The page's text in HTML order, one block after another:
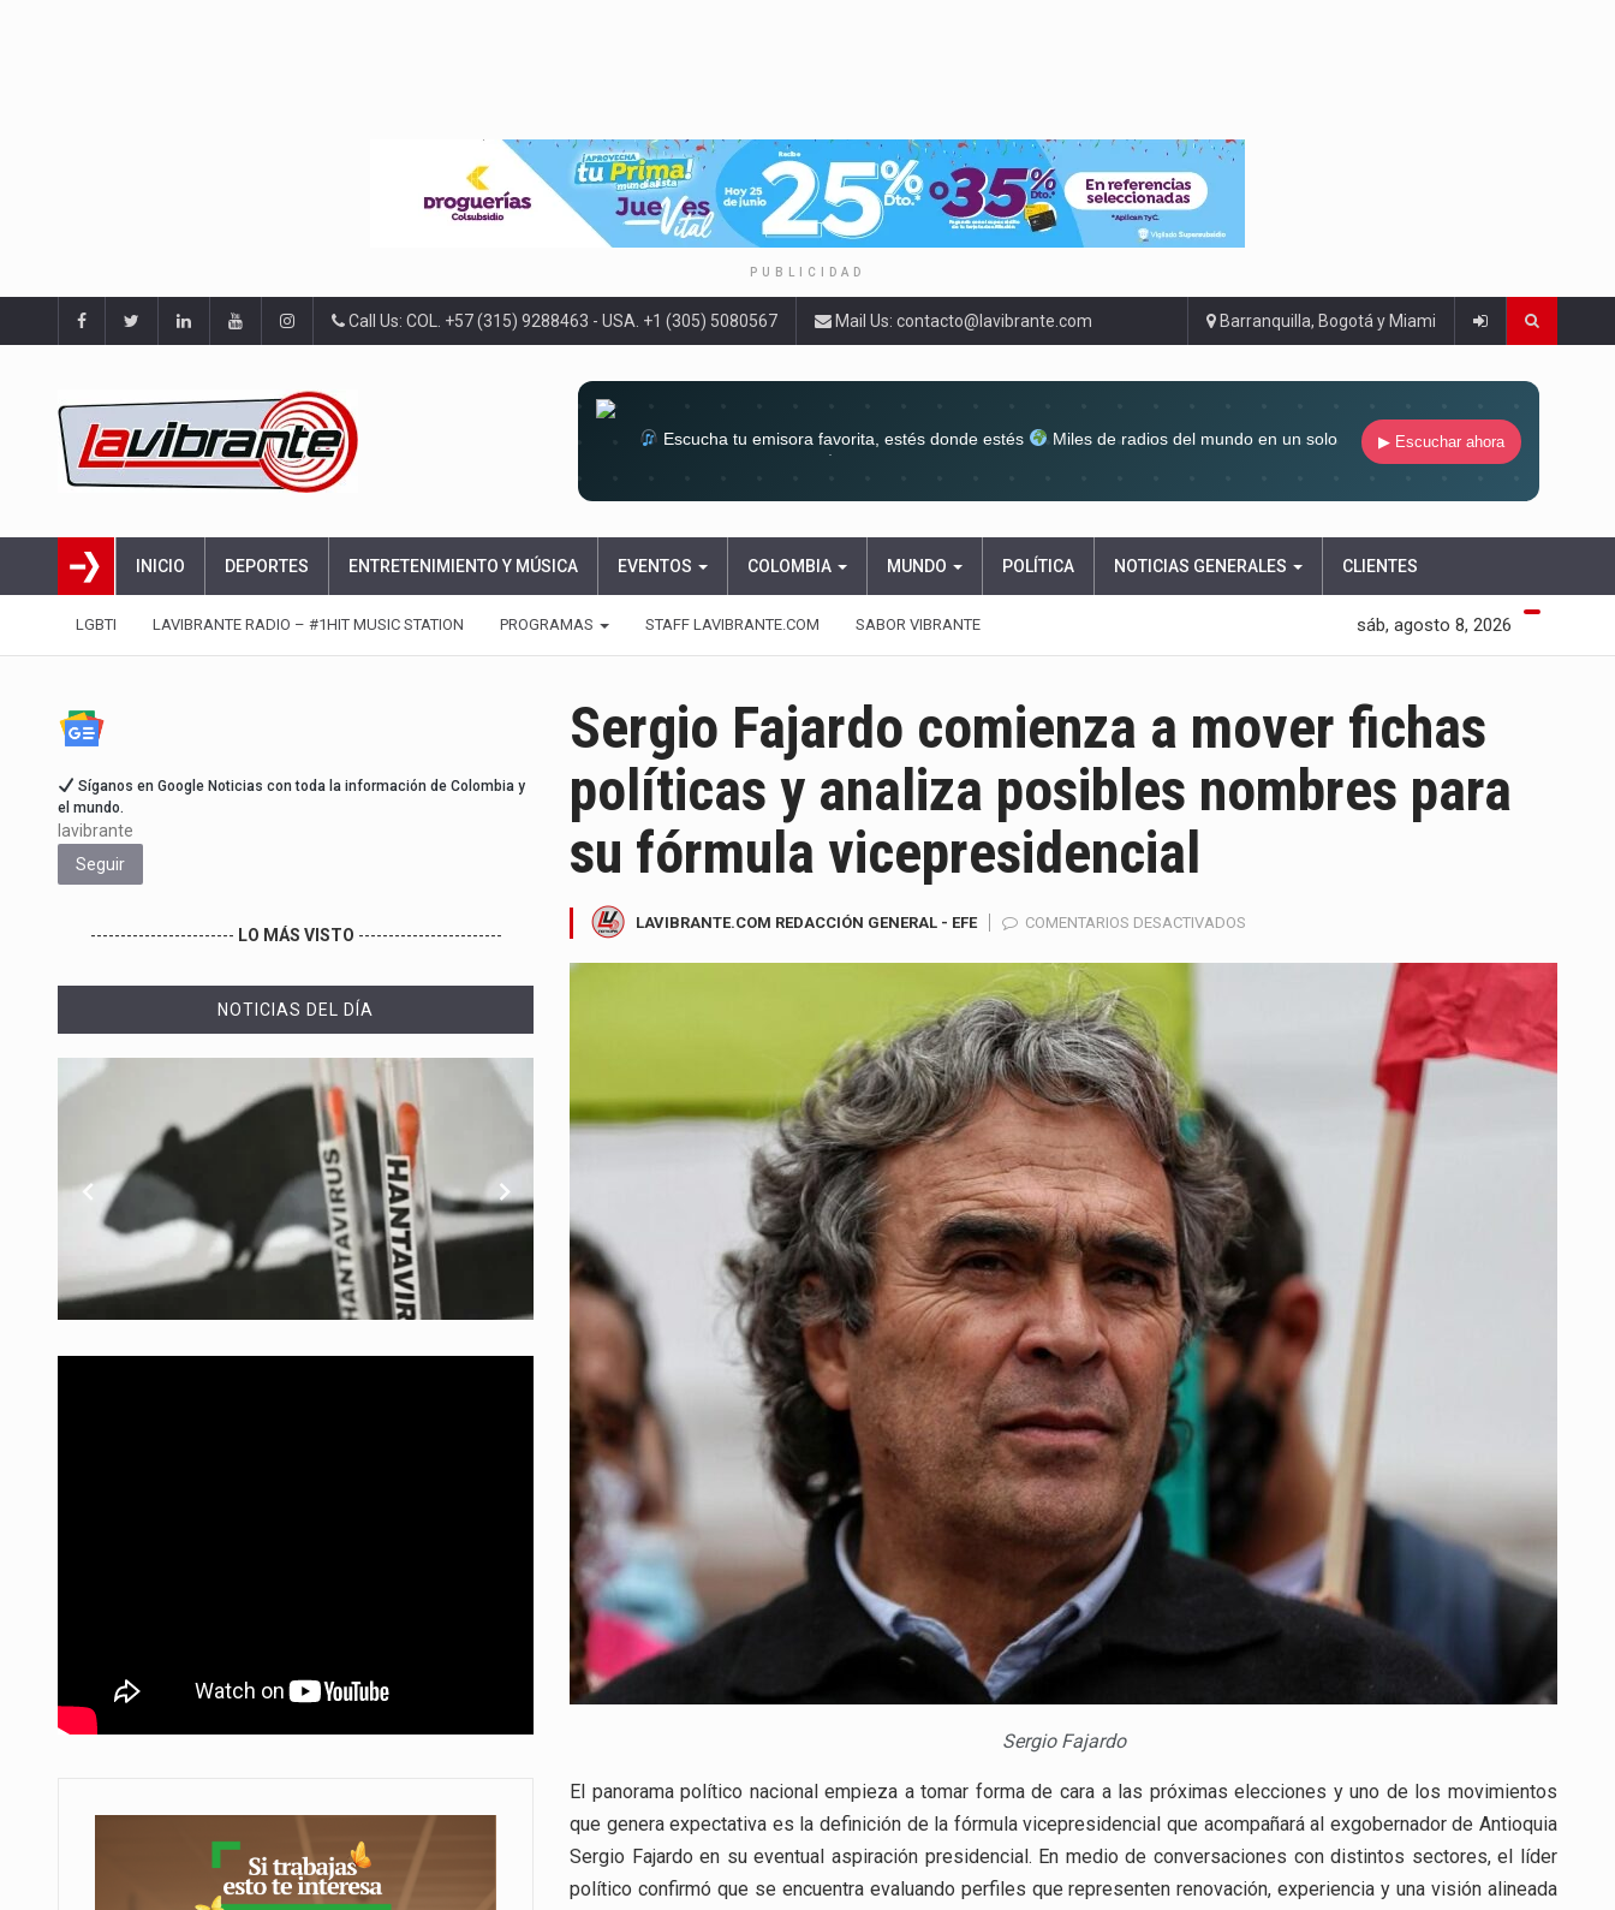
PUBLICIDAD
Call Us: COL. +57 (315) 9288463 - USA. +1 (305) 5080567 Mail Us: contacto@lavibrante.com Barranquilla, Bogotá y Miami
Escucha tu emisora favorita, estés donde estés
Miles de radios del mundo en un solo
▶ Escuchar ahora
INICIO DEPORTES ENTRETENIMIENTO Y MÚSICA EVENTOS COLOMBIA MUNDO POLÍTICA NOTICIAS GENERALES CLIENTES
LGBTI LAVIBRANTE RADIO – #1HIT MUSIC STATION PROGRAMAS STAFF LAVIBRANTE.COM SABOR VIBRANTE sáb, agosto 8, 2026
Sergio Fajardo comienza a mover fichas
políticas y analiza posibles nombres para
su fórmula vicepresidencial
LAVIBRANTE.COM REDACCIÓN GENERAL - EFE COMENTARIOS DESACTIVADOS
Y
ANALIZA
POSIBLES
NOMBRES
PARA
SU
FÓRMULA
VICEPRESIDENCIAL
Sergio Fajardo
El panorama político nacional empieza a tomar forma de cara a las próximas elecciones y uno de los movimientos
que genera expectativa es la definición de la fórmula vicepresidencial que acompañará al exgobernador de Antioquia
Sergio Fajardo en su eventual aspiración presidencial. En medio de conversaciones con distintos sectores, el líder
político confirmó que se encuentra evaluando perfiles que representen renovación, experiencia y una visión alineada
Síganos en Google Noticias con toda la información de Colombia y
el mundo.
lavibrante
Seguir
------------------------ LO MÁS VISTO ------------------------
NOTICIAS DEL DÍA